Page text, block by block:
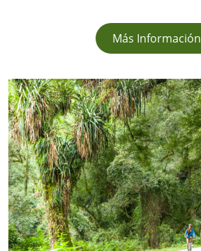
Más Información